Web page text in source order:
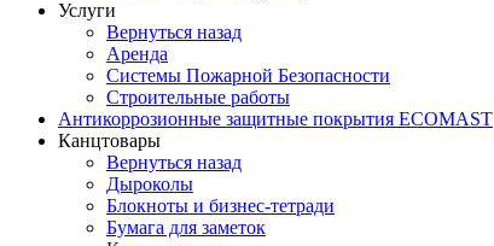
Услуги
Вернуться назад
Аренда
Системы Пожарной Безопасности
Строительные работы
Антикоррозионные защитные покрытия ECOMAST
Канцтовары
Вернуться назад
Дыроколы
Блокноты и бизнес-тетради
Бумага для заметок